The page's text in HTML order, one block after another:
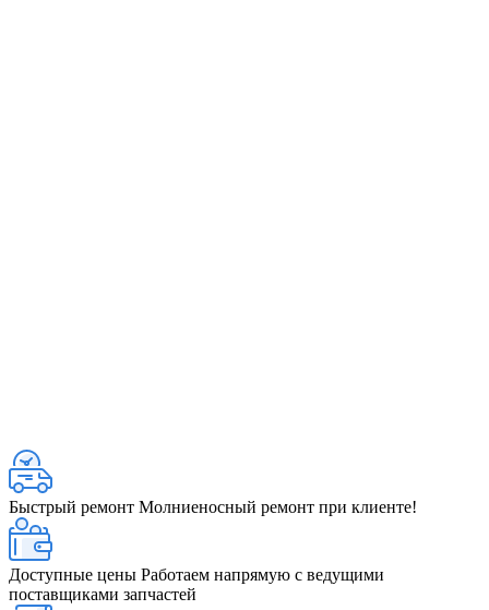
Быстрый ремонт Молниеносный ремонт при клиенте!
Доступные цены Работаем напрямую с ведущими
поставщиками запчастей